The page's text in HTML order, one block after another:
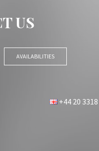
US
AVAILABILITIES
+44 20